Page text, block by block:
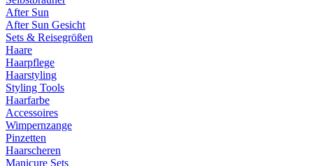
After Sun
After Sun Gesicht
Sets & Reisegrößen
Haare
Haarpflege
Haarstyling
Styling Tools
Haarfarbe
Accessoires
Wimpernzange
Pinzetten
Haarscheren
Manicure Sets